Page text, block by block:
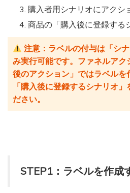
購入者用シナリオにアクシ
商品の「購入後に登録する
注意：ラベルの付与は「シ
み実行可能です。ファネルアク
後のアクション」ではラベルを
「購入後に登録するシナリオ
ださい。
STEP1：ラベルを作成